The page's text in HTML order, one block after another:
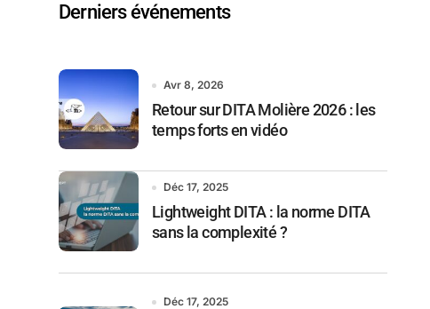
Derniers événements
Avr 8, 2026
Retour sur DITA Molière 2026 : les
temps forts en vidéo
Déc 17, 2025
Lightweight DITA : la norme DITA
sans la complexité ?
Déc 17, 2025